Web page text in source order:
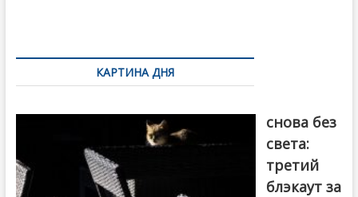
по
записямКАРТИНА ДНЯ
снова без
света:
третий
блэкаут за